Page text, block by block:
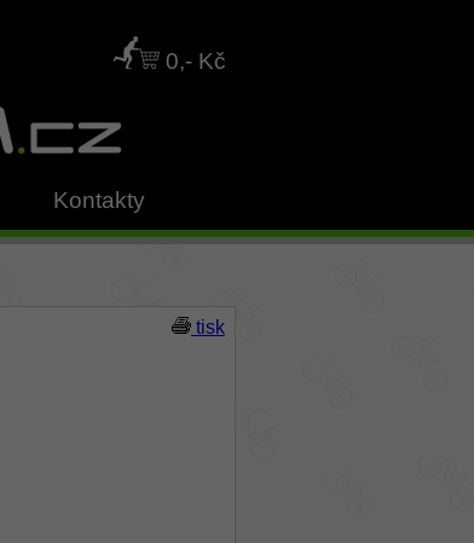
0,- Kč
Kontakty
tisk